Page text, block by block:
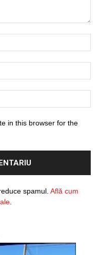
in this browser for the
spamul. Află cum